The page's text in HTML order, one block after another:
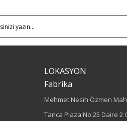
LOKASYON
Fabrika
Mehmet Nesih Özmen
Tanca Plaza No:25 Daire